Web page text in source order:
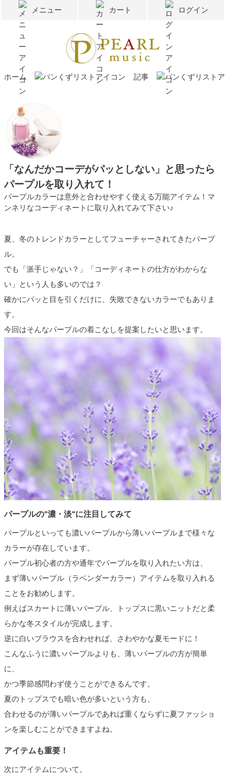
メニュー カート ログイン
ホーム 記事
「なんだかコーデがパッとしない」と思ったら
パープルを取り入れて！
パープルカラーは意外と合わせやすく使える万能アイテム！マ
ンネリなコーディネートに取り入れてみて下さい♪
夏、冬のトレンドカラーとしてフューチャーされてきたパープ
ル。
でも「派手じゃない？」「コーディネートの仕方がわからな
い」という人も多いのでは？
確かにパッと目を引くだけに、失敗できないカラーでもありま
す。
今回はそんなパープルの着こなしを提案したいと思います。
パープルの"濃・淡"に注目してみて
パープルといっても濃いパープルから薄いパープルまで様々な
カラーが存在しています。
パープル初心者の方や通年でパープルを取り入れたい方は、
まず薄いパープル（ラベンダーカラー）アイテムを取り入れる
ことをお勧めします。
例えばスカートに薄いパープル、トップスに黒いニットだと柔
らかな冬スタイルが完成します。
逆に白いブラウスを合わせれば、さわやかな夏モードに！
こんなふうに濃いパープルよりも、薄いパープルの方が簡単
に、
かつ季節感問わず使うことができるんです。
夏のトップスでも暗い色が多いという方も、
合わせるのが薄いパープルであれば重くならずに夏ファッショ
ンを楽しむことができますよね。
アイテムも重要！
次にアイテムについて。